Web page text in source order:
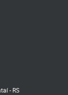
- RS